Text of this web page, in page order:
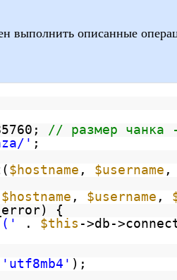
выполнить описанные
// размер чанка
' ;
$hostname , $username ,
$hostname , $username ,
{
(' . $this ->db-
'utf8mb4' );